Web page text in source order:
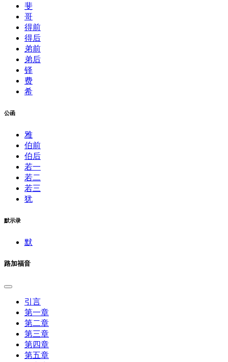
斐
哥
得前
得后
弟前
弟后
铎
费
希
公函
雅
伯前
伯后
若一
若二
若三
犹
默示录
默
路加福音
引言
第一章
第二章
第三章
第四章
第五章